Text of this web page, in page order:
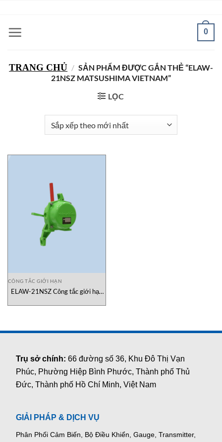
nội
0
TRANG CHỦ / SẢN PHẨM ĐƯỢC GẮN THẺ “ELAW-
21NSZ MATSUSHIMA VIETNAM”
LỌC
CÔNG TẮC GIỚI HẠN
ELAW-21NSZ Công tắc giới hạn
Trụ sở chính:66 đường số 36, Khu Đô Thị Vạn
Phúc, Phường Hiệp Bình Phước, Thành phố Thủ
Đức, Thành phố Hồ Chí Minh, Việt Nam
GIẢI PHÁP & DỊCH VỤ
Phân Phối Cảm Biến, Bộ Điều Khiển, Gauge, Transmitter,